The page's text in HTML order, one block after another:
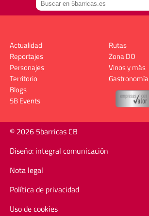
Actualidad
Reportajes
Personajes
Territorio
Rutas
Zona DO
Vinos y más
Gastronomía
Blogs
5B Events
© 2026 5barricas CB
Diseño: integral comunicación
Nota legal
Política de privacidad
Uso de cookies